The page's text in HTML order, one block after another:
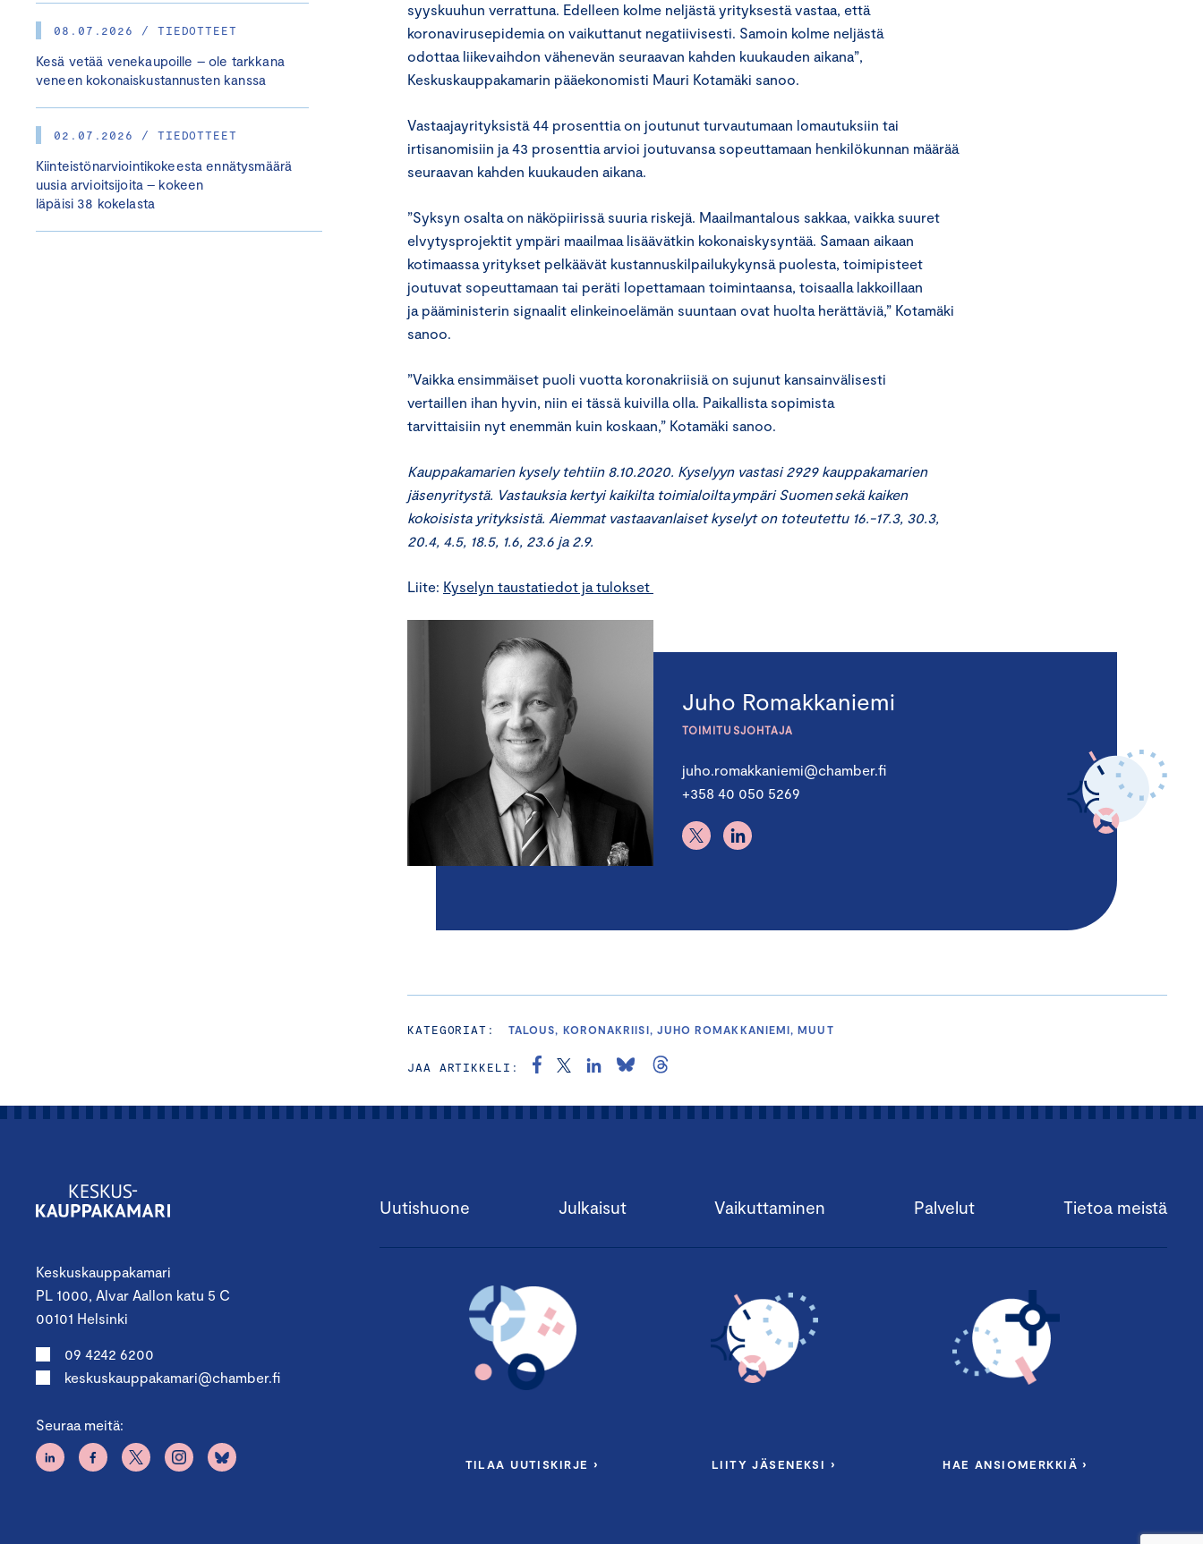
08.07.2026 / TIEDOTTEET
Kesä vetää venekaupoille – ole tarkkana
veneen kokonaiskustannusten kanssa
02.07.2026 / TIEDOTTEET
Kiinteistönarviointikokeesta ennätysmäärä
uusia arvioitsijoita – kokeen
läpäisi 38 kokelasta
syyskuuhun verrattuna. Edelleen kolme neljästä yrityksestä vastaa, että
koronavirusepidemia on vaikuttanut negatiivisesti. Samoin kolme neljästä
odottaa liikevaihdon vähenevän seuraavan kahden kuukauden aikana”,
Keskuskauppakamarin pääekonomisti Mauri Kotamäki sanoo.
Vastaajayrityksistä 44 prosenttia on joutunut turvautumaan lomautuksiin tai
irtisanomisiin ja 43 prosenttia arvioi joutuvansa sopeuttamaan henkilökunnan määrää
seuraavan kahden kuukauden aikana.
”Syksyn osalta on näköpiirissä suuria riskejä. Maailmantalous sakkaa, vaikka suuret
elvytysprojektit ympäri maailmaa lisäävätkin kokonaiskysyntää. Samaan aikaan
kotimaassa yritykset pelkäävät kustannuskilpailukykynsä puolesta, toimipisteet
joutuvat sopeuttamaan tai peräti lopettamaan toimintaansa, toisaalla lakkoillaan
ja pääministerin signaalit elinkeinoelämän suuntaan ovat huolta herättäviä,” Kotamäki
sanoo.
”Vaikka ensimmäiset puoli vuotta koronakriisiä on sujunut kansainvälisesti
vertaillen ihan hyvin, niin ei tässä kuivilla olla. Paikallista sopimista
tarvittaisiin nyt enemmän kuin koskaan,” Kotamäki sanoo.
Kauppakamarien kysely tehtiin 8.10.2020. Kyselyyn vastasi 2929 kauppakamarien
jäsenyritystä. Vastauksia kertyi kaikilta toimialoilta ympäri Suomen sekä kaiken
kokoisista yrityksistä. Aiemmat vastaavanlaiset kyselyt on toteutettu 16.-17.3, 30.3,
20.4, 4.5, 18.5, 1.6, 23.6 ja 2.9.
Liite: Kyselyn taustatiedot ja tulokset
Juho Romakkaniemi
TOIMITUSJOHTAJA
juho.romakkaniemi@chamber.fi
+358 40 050 5269
KATEGORIAT: TALOUS, KORONAKRIISI, JUHO ROMAKKANIEMI, MUUT
JAA ARTIKKELI:
Keskuskauppakamari
PL 1000, Alvar Aallon katu 5 C
00101 Helsinki
09 4242 6200
keskuskauppakamari@chamber.fi
Seuraa meitä:
Uutishuone Julkaisut Vaikuttaminen Palvelut Tietoa meistä
TILAA UUTISKIRJE › LIITY JÄSENEKSI › HAE ANSIOMERKKIÄ ›